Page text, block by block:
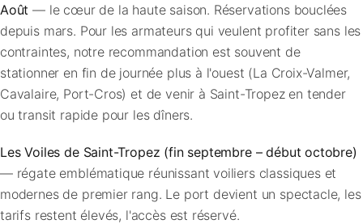
Août — le cœur de la haute saison. Réservations bouclées
depuis mars. Pour les armateurs qui veulent profiter sans les
contraintes, notre recommandation est souvent de
stationner en fin de journée plus à l'ouest (La Croix-Valmer,
Cavalaire, Port-Cros) et de venir à Saint-Tropez en tender
ou transit rapide pour les dîners.
Les Voiles de Saint-Tropez (fin septembre – début octobre)
— régate emblématique réunissant voiliers classiques et
modernes de premier rang. Le port devient un spectacle, les
tarifs restent élevés, l'accès est réservé.